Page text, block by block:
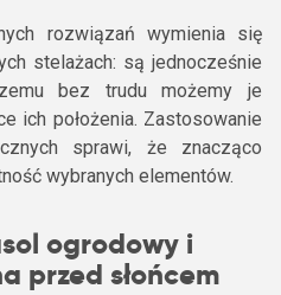
rozwiązań wymienia się
stelażach: są jednocześnie
bez trudu możemy je
ich położenia. Zastosowanie
sprawi, że znacząco
wybranych elementów.
ogrodowy i
przed słońcem